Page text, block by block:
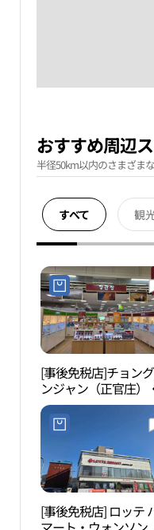
おすすめ周辺
半径50km以内のさまざま
すべて 観
[事後免税店]チョン
ンジャン（正官庄）
ームプラスチョナン
安）店(정관장홍삼 홈
러스 천안점)
[事後免税店] ロッテ